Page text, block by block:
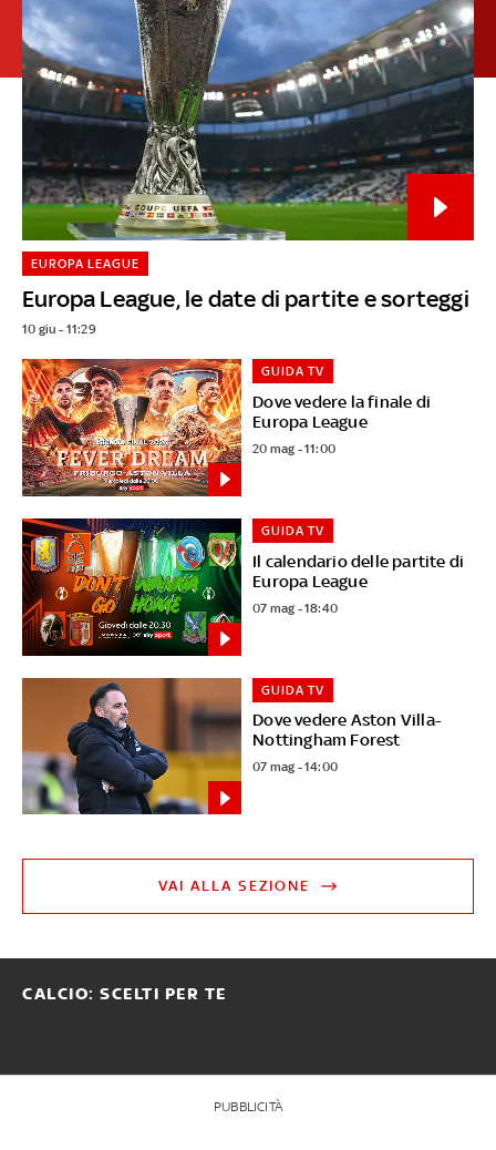
Europa League, le date di partite e sorteggi
EUROPA LEAGUE
10 giu - 11:29
Dove vedere la finale di
Europa League
GUIDA TV
20 mag - 11:00
Il calendario delle partite di
Europa League
GUIDA TV
07 mag - 18:40
Dove vedere Aston Villa-
Nottingham Forest
GUIDA TV
07 mag - 14:00
VAI ALLA SEZIONE
CALCIO: SCELTI PER TE
PUBBLICITÀ